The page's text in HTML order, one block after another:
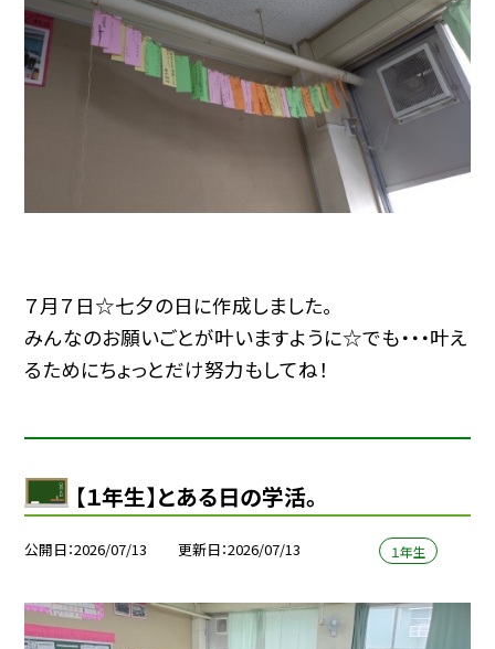
７月７日☆七夕の日に作成しました。
みんなのお願いごとが叶いますように☆でも・・・叶え
るためにちょっとだけ努力もしてね！
【１年生】とある日の学活。
公開日 2026/07/13 更新日 2026/07/13 １年生